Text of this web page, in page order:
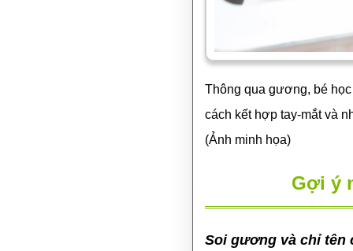
Thông qua gương, bé
cách kết hợp tay-mắt và
(Ảnh minh họa)
Gợi ý
Soi gương và chỉ tên